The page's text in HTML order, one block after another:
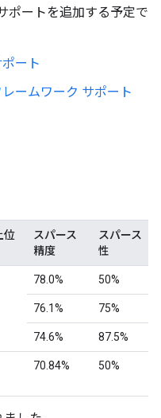
ポートを追加する予定で
ート
ームワーク サポート
位
スパース
精度
スパース
性
78.0% 50%
76.1% 75%
74.6% 87.5%
70.84% 50%